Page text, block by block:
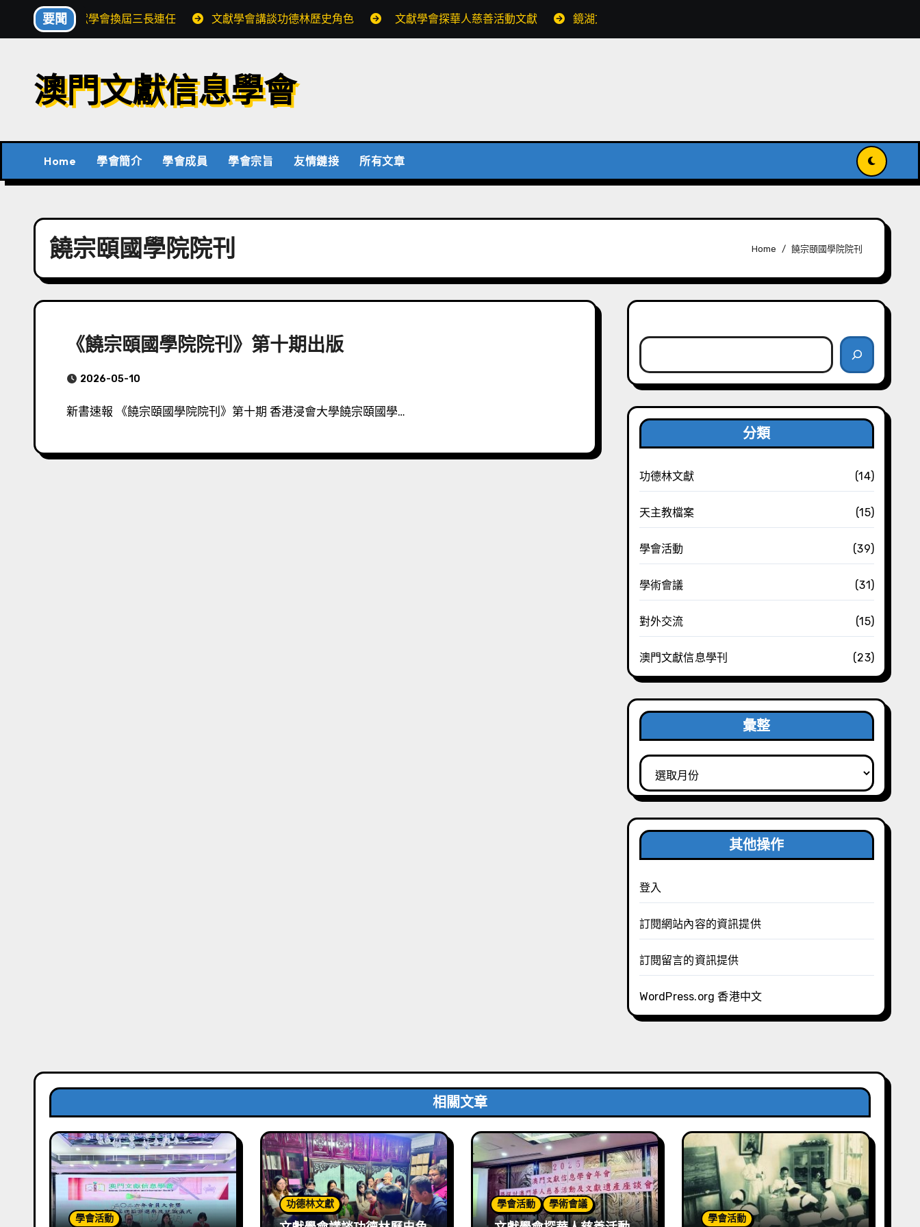
要聞 文獻學會換屆三長連任 文獻學會講談功德林歷史角色 文獻學會探華人慈善活動文獻 鏡湖文獻入國家級記憶名錄
澳門文獻信息學會
Home 學會簡介 學會成員 學會宗旨 友情鏈接 所有文章
饒宗頤國學院院刊 Home 饒宗頤國學院院刊
《饒宗頤國學院院刊》第十期出版
2026-05-10
新書速報 《饒宗頤國學院院刊》第十期 香港浸會大學饒宗頤國學…
分類
功德林文獻 (14)
天主教檔案 (15)
學會活動 (39)
學術會議 (31)
對外交流 (15)
澳門文獻信息學刊 (23)
彙整
彙
整
其他操作
登入
訂閱網站內容的資訊提供
訂閱留言的資訊提供
WordPress.org 香港中文
相關文章
學會活動
功德林文獻 學會活動 學術會議
學會活動